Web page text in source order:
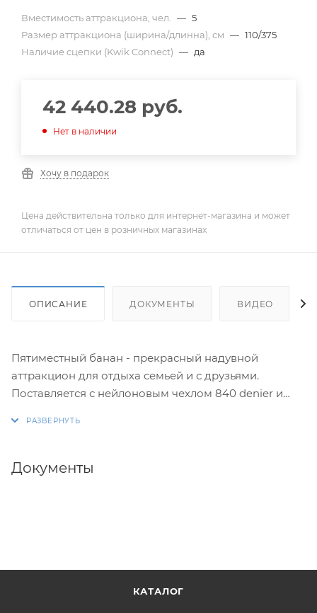
Вместимость аттракциона, чел. — 5
Размер аттракциона (ширина/длинна), см — 110/375
Наличие cцепки (Kwik Connect) — да
42 440.28 руб.
Нет в наличии
Хочу в подарок
Цена действительна только для интернет-магазина и может
отличаться от цен в розничных магазинах
ОПИСАНИЕ ДОКУМЕНТЫ ВИДЕО
Пятиместный банан - прекрасный надувной
аттракцион для отдыха семьей и с друзьями.
Поставляется с нейлоновым чехлом 840 denier и
мбар).
Документы
КАТАЛОГ